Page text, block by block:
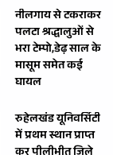
नीलगाय से टकराकर
पलटा श्रद्धालुओं से
भरा टेम्पो,डेढ़ साल के
मासूम समेत कई
घायल
रुहेलखंड यूनिवर्सिटी
में प्रथम स्थान प्राप्त